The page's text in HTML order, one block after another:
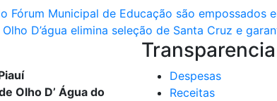
Fórum Municipal de Educação são empossados
D’água elimina seleção de Santa Cruz e
Olho D’ Água do
Transparencia
Despesas
Receitas